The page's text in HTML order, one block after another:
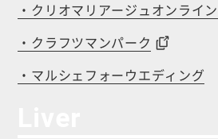
・クリオマリアージュオンライ
・クラフツマンパーク
・マルシェフォーウエディング